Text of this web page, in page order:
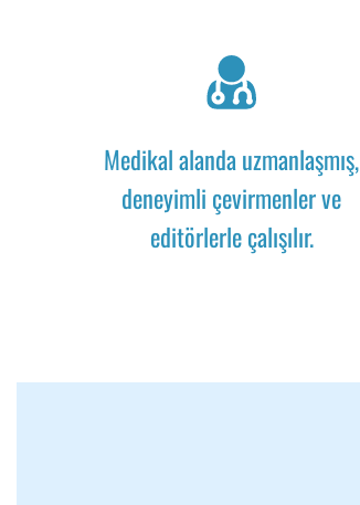
Medikal alanda uzmanlaşmış,
deneyimli çevirmenler ve
editörlerle çalışılır.